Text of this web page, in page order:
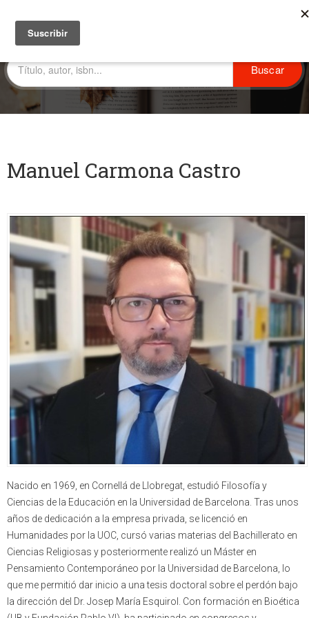
Manuel Carmona Castro
Nacido en 1969, en Cornellá de Llobregat, estudió Filosofía y
Ciencias de la Educación en la Universidad de Barcelona. Tras unos
años de dedicación a la empresa privada, se licenció en
Humanidades por la UOC, cursó varias materias del Bachillerato en
Ciencias Religiosas y posteriormente realizó un Máster en
Pensamiento Contemporáneo por la Universidad de Barcelona, lo
que me permitió dar inicio a una tesis doctoral sobre el perdón bajo
la dirección del Dr. Josep María Esquirol. Con formación en Bioética